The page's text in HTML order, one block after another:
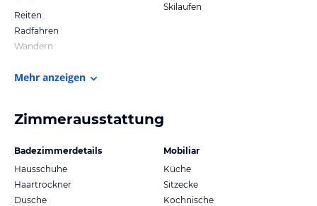
Reiten
Radfahren
Wandern
Skilaufen
Mehr anzeigen
Zimmerausstattung
Badezimmerdetails
Hausschuhe
Haartrockner
Dusche
Mobiliar
Küche
Sitzecke
Kochnische